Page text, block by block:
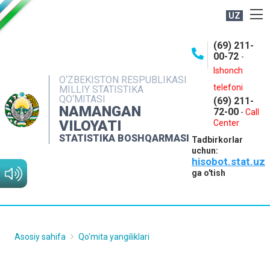
UZ
O‘ZBEKISTON RESPUBLIKASI
MILLIY STATISTIKA
QO‘MITASI
NAMANGAN
VILOYATI
STATISTIKA BOSHQARMASI
(69) 211-
00-72 -
Ishonch
telefoni
(69) 211-
72-00 - Call
Center
Tadbirkorlar
uchun:
hisobot.stat.uz
ga o'tish
NASHRLAR
INTERAKTIV XIZMATLAR
MATBUOT XIZMATI
MUROJAATLAR
Asosiy sahifa Qo'mita yangiliklari